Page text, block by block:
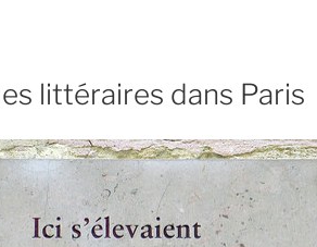
littéraires dans Paris